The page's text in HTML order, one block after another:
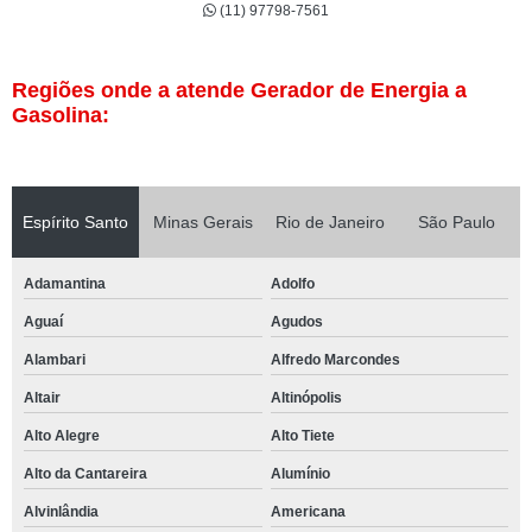
(11) 97798-7561
Regiões onde a atende Gerador de Energia a
Gasolina:
Espírito Santo Minas Gerais Rio de Janeiro São Paulo
Adamantina Adolfo
Aguaí Agudos
Alambari Alfredo Marcondes
Altair Altinópolis
Alto Alegre Alto Tiete
Alto da Cantareira Alumínio
Alvinlândia Americana